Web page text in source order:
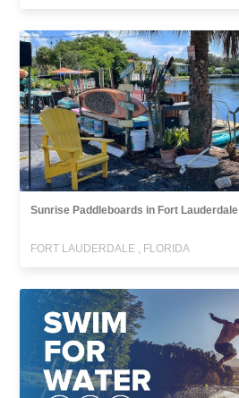
Sunrise Paddleboards in Fort Lauderdale
FORT LAUDERDALE , FLORIDA